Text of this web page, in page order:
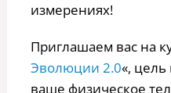
измерениях!
Приглашаем вас на
Эволюции 2.0«, цель
ваше физическое